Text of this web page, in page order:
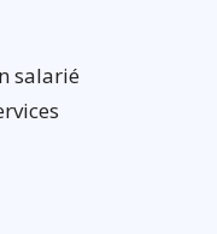
salarié